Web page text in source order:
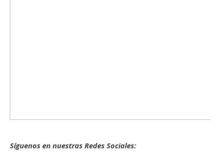
Síguenos en nuestras Redes Sociales: